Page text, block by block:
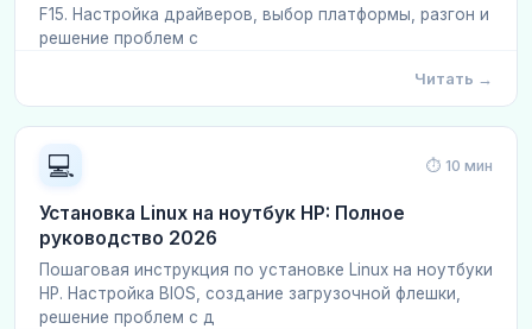
F15. Настройка драйверов, выбор платформы, разгон и
решение проблем с
Читать →
💻 ⏱ 10 мин
Установка Linux на ноутбук HP: Полное
руководство 2026
Пошаговая инструкция по установке Linux на ноутбуки
HP. Настройка BIOS, создание загрузочной флешки,
решение проблем с д